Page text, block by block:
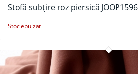
Stofă subțire roz piersică JOOP1596
Stoc epuizat